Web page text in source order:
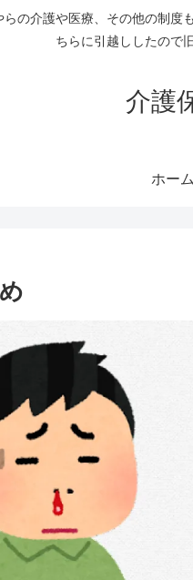
の介護や医療、その他の制
ちらに引越ししたので
介護
ホーム